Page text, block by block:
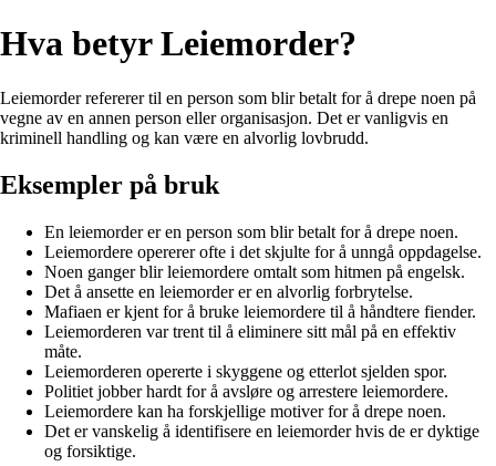
Hva betyr Leiemorder?
Leiemorder refererer til en person som blir betalt for å drepe noen på
vegne av en annen person eller organisasjon. Det er vanligvis en
kriminell handling og kan være en alvorlig lovbrudd.
Eksempler på bruk
En leiemorder er en person som blir betalt for å drepe noen.
Leiemordere opererer ofte i det skjulte for å unngå oppdagelse.
Noen ganger blir leiemordere omtalt som hitmen på engelsk.
Det å ansette en leiemorder er en alvorlig forbrytelse.
Mafiaen er kjent for å bruke leiemordere til å håndtere fiender.
Leiemorderen var trent til å eliminere sitt mål på en effektiv
måte.
Leiemorderen opererte i skyggene og etterlot sjelden spor.
Politiet jobber hardt for å avsløre og arrestere leiemordere.
Leiemordere kan ha forskjellige motiver for å drepe noen.
Det er vanskelig å identifisere en leiemorder hvis de er dyktige
og forsiktige.